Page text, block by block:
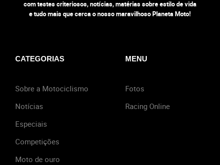
com testes criteriosos, notícias, matérias sobre estilo de vida
e tudo mais que cerca o nosso maravilhoso Planeta Moto!
CATEGORIAS
Sobre a Motociclismo
Notícias
Especiais
Competições
Moto de ouro
MENU
Fotos
Racing Online